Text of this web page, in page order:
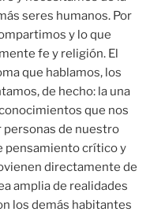
seres humanos. Por
y lo que
fe y religión. El
que hablamos, los
de hecho: la una
que nos
personas de nuestro
pensamiento crítico y
directamente de
amplia de realidades
los demás habitantes